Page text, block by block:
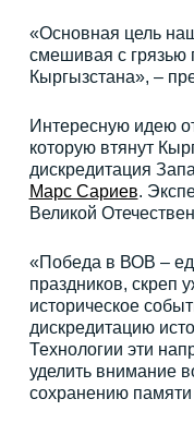
«Основная цель
смешивая с грязью
Кыргызстана», –
Интересную идею
которую втянут
дискредитация
Марс Сариев.
Великой
«Победа в ВОВ –
праздников, скреп
историческое
дискредитацию
Технологии эти
уделить внимание
сохранению